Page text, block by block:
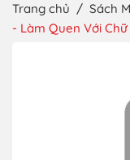
Trang chủ / Sách
- Làm Quen Với Chữ